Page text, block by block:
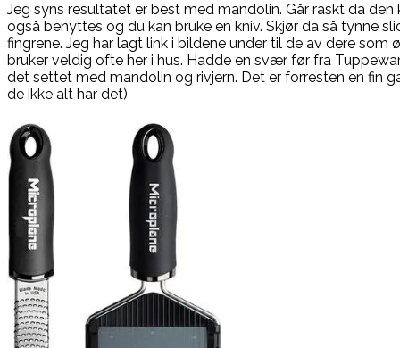
Jeg syns resultatet er best med mandolin. Går raskt da
også benyttes og du kan bruke en kniv. Skjør da så tynne
fingrene. Jeg har lagt link i bildene under til de av dere som
bruker veldig ofte her i hus. Hadde en svær før fra
det settet med mandolin og rivjern. Det er forresten en fin
de ikke alt har det)